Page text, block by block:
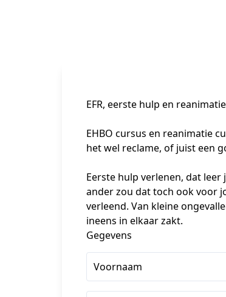
EFR, eerste hulp en
EHBO cursus en reanimatie
het wel reclame, of juist een
Eerste hulp verlenen, dat
ander zou dat toch ook voor
verleend. Van kleine
ineens in elkaar zakt.
Gegevens
Voornaam